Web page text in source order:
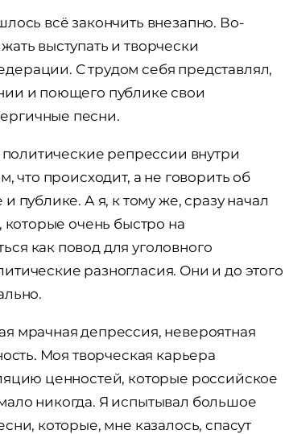
всё закончить внезапно. Во-
выступать и творчески
С трудом себя представлял,
и поющего публике свои
песни.
политические репрессии внутри
что происходит, а не говорить об
публике. А я, к тому же, сразу начал
которые очень быстро на
как повод для уголовного
разногласия. Они и до этого
мрачная депрессия, невероятная
Моя творческая карьера
ценностей, которые российское
никогда. Я испытывал большое
которые, мне казалось, спасут